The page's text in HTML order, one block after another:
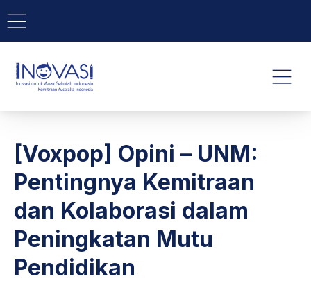
BAR NAVIGATION
INOVASI - Untuk Anak
[Voxpop] Opini – UNM:
Pentingnya Kemitraan
dan Kolaborasi dalam
Peningkatan Mutu
Pendidikan